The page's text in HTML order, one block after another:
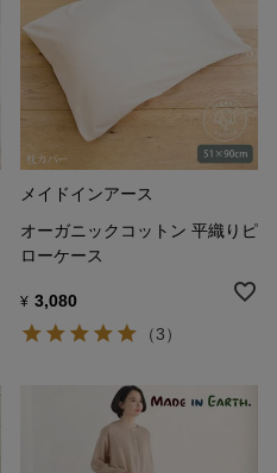
メイドインアース
オーガニックコットン 平織りピ
ローケース
¥ 3,080
（3）